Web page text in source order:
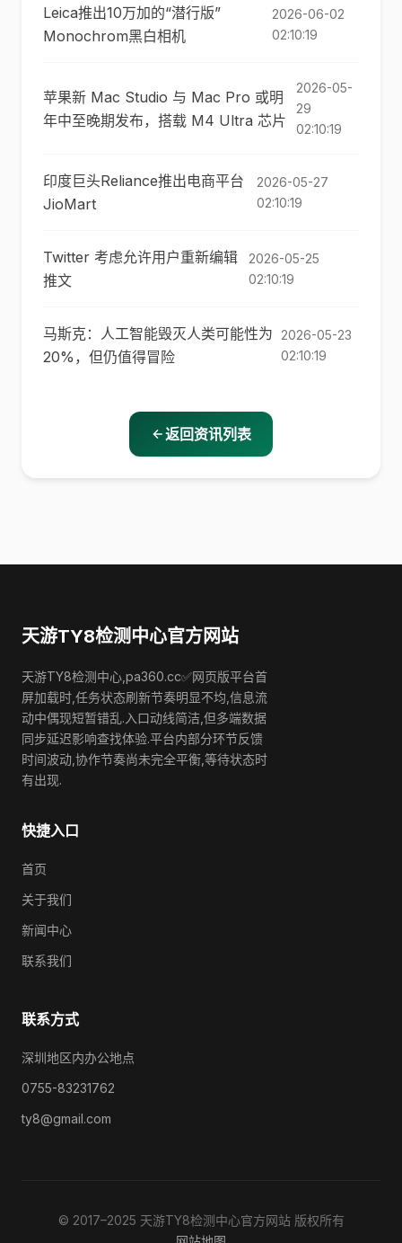
Leica推出10万加的“潜行版”
Monochrom黑白相机
2026-06-02
02:10:19
苹果新 Mac Studio 与 Mac Pro 或明
年中至晚期发布，搭载 M4 Ultra 芯片
2026-05-
29
02:10:19
印度巨头Reliance推出电商平台
JioMart
2026-05-27
02:10:19
Twitter 考虑允许用户重新编辑
推文
2026-05-25
02:10:19
马斯克：人工智能毁灭人类可能性为
20%，但仍值得冒险
2026-05-23
02:10:19
返回资讯列表
天游TY8检测中心官方网站
天游TY8检测中心,pa360.cc✅网页版平台首
屏加载时,任务状态刷新节奏明显不均,信息流
动中偶现短暂错乱.入口动线简洁,但多端数据
同步延迟影响查找体验.平台内部分环节反馈
时间波动,协作节奏尚未完全平衡,等待状态时
有出现.
快捷入口
首页
关于我们
新闻中心
联系我们
联系方式
深圳地区内办公地点
0755-83231762
ty8@gmail.com
© 2017–2025 天游TY8检测中心官方网站 版权所有